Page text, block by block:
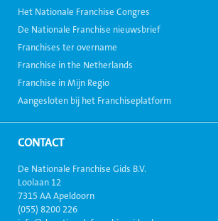
Het Nationale Franchise Congres
De Nationale Franchise nieuwsbrief
Franchises ter overname
Franchise in the Netherlands
Franchise in Mijn Regio
Aangesloten bij het Franchiseplatform
CONTACT
De Nationale Franchise Gids B.V.
Loolaan 12
7315 AA Apeldoorn
(055) 8200 226